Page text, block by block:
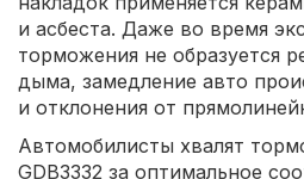
и асбеста. Даже во время
торможения не образуется
дыма, замедление авто
и отклонения от
Автомобилисты хвалят
GDB3332 за оптимальное